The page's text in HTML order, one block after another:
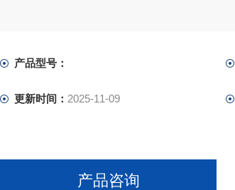
产品型号：
更新时间： 2025-11-09
产品咨询